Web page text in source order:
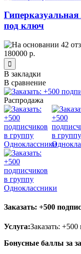
под ключ
180000 р.
В закладки
В сравнение
Распродажа
Заказать: +500
Услуга:Заказать:
Бонусные баллы за